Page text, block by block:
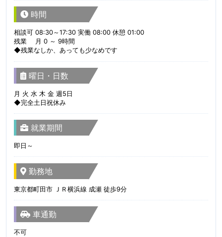
時間
相談可 08:30～17:30 実働 08:00 休憩 01:00
残業 月 0 ～ 9時間
◆残業なしか、あっても少なめです
曜日・日数
月 火 水 木 金 週5日
◆完全土日祝休み
就業期間
即日～
勤務地
東京都町田市 ＪＲ横浜線 成瀬 徒歩9分
車通勤
不可